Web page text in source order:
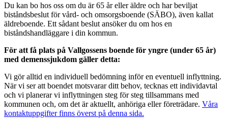
Du kan bo hos oss om du är 65 år eller äldre och har beviljat
biståndsbeslut för vård- och omsorgsboende (SÄBO), även kallat
äldreboende. Ett sådant beslut ansöker du om hos en
biståndshandläggare i din kommun.
För att få plats på Vallgossens boende för yngre (under 65 år)
med demenssjukdom gäller detta:
Vi gör alltid en individuell bedömning inför en eventuell inflyttning.
När vi ser att boendet motsvarar ditt behov, tecknas ett individavtal
och vi planerar vi inflyttningen steg för steg tillsammans med
kommunen och, om det är aktuellt, anhöriga eller företrädare. Våra
kontaktuppgifter finns överst på denna sida.